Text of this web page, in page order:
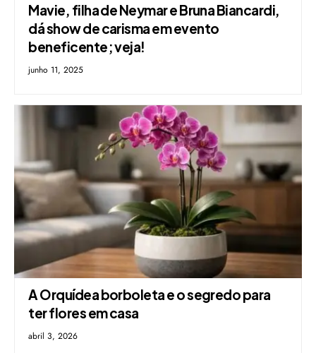
Mavie, filha de Neymar e Bruna Biancardi,
dá show de carisma em evento
beneficente; veja!
junho 11, 2025
A Orquídea borboleta e o segredo para
ter flores em casa
abril 3, 2026